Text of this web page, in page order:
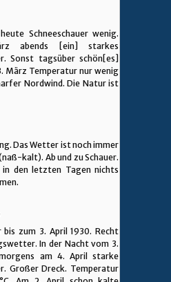
Schneeschauer wenig.
abends [ein] starkes
Sonst tagsüber schön[es]
März Temperatur nur wenig
Nordwind. Die Natur ist
Das Wetter ist noch immer
kalt). Ab und zu Schauer.
den letzten Tagen nichts
zum 3. April 1930. Recht
In der Nacht vom 3.
am 4. April starke
Großer Dreck. Temperatur